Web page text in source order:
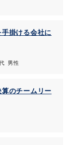
手掛ける会社に
男性
算のチームリー